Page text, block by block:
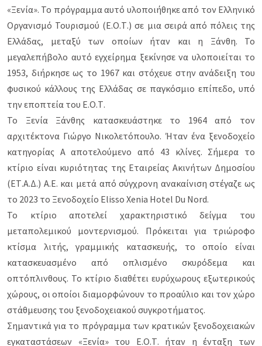
«Ξενία». Το πρόγραμμα αυτό υλοποιήθηκε από τον Ελληνικό
Οργανισμό Τουρισμού (Ε.Ο.Τ.) σε μια σειρά από πόλεις της
Ελλάδας, μεταξύ των οποίων ήταν και η Ξάνθη. Το
μεγαλεπήβολο αυτό εγχείρημα ξεκίνησε να υλοποιείται το
1953, διήρκησε ως το 1967 και στόχευε στην ανάδειξη του
φυσικού κάλλους της Ελλάδας σε παγκόσμιο επίπεδο, υπό
την εποπτεία του Ε.Ο.Τ.
Το Ξενία Ξάνθης κατασκευάστηκε το 1964 από τον
αρχιτέκτονα Γιώργο Νικολετόπουλο. Ήταν ένα ξενοδοχείο
κατηγορίας Α αποτελούμενο από 43 κλίνες. Σήμερα το
κτίριο είναι κυριότητας της Εταιρείας Ακινήτων Δημοσίου
(ΕΤ.Α.Δ.) Α.Ε. και μετά από σύγχρονη ανακαίνιση στέγαζε ως
το 2023 το Ξενοδοχείο Elisso Xenia Hotel Du Nord.
Το κτίριο αποτελεί χαρακτηριστικό δείγμα του
μεταπολεμικού μοντερνισμού. Πρόκειται για τριώροφο
κτίσμα λιτής, γραμμικής κατασκευής, το οποίο είναι
κατασκευασμένο από οπλισμένο σκυρόδεμα και
οπτόπλινθους. Το κτίριο διαθέτει ευρύχωρους εξωτερικούς
χώρους, οι οποίοι διαμορφώνουν το προαύλιο και τον χώρο
στάθμευσης του ξενοδοχειακού συγκροτήματος.
Σημαντικά για το πρόγραμμα των κρατικών ξενοδοχειακών
εγκαταστάσεων «Ξενία» του Ε.Ο.Τ. ήταν η ένταξη των